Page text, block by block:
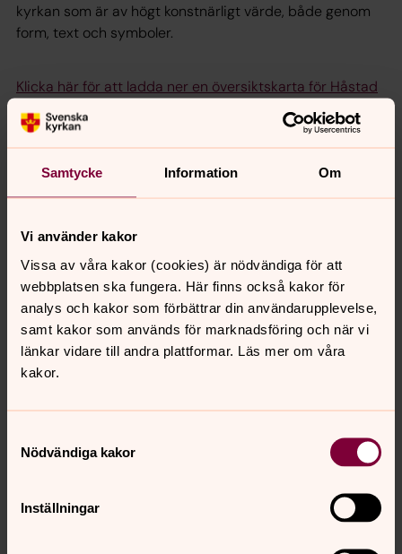
Samtycke Information Om
Vi använder kakor
Vissa av våra kakor (cookies) är nödvändiga för att
webbplatsen ska fungera. Här finns också kakor för
analys och kakor som förbättrar din användarupplevelse,
samt kakor som används för marknadsföring och när vi
länkar vidare till andra plattformar. Läs mer om våra
kakor.
Nödvändiga kakor
Inställningar
kyrkan som är av högt konstnärligt värde, både genom
form, text och symboler.
Klicka här för att ladda ner en översiktskarta för Håstad
gamla kyrkogård i Lund.
Klicka här för att ladda ner en översiktskarta för Håstad